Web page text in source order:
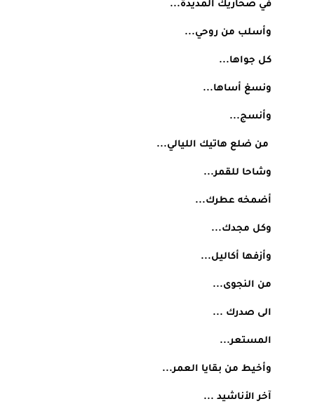
في صحاريك المديدة...
وأسلب من روحي...
كل جواها...
ونسغ أساها...
وأنسج...
وشاحا للقمر...
أضمخه عطرك...
وكل مجدك...
وأزفها أكاليل...
من النجوى...
الى صدرك ...
المستعر...
وأخيط من بقايا العمر...
آخر الأناشيد ...